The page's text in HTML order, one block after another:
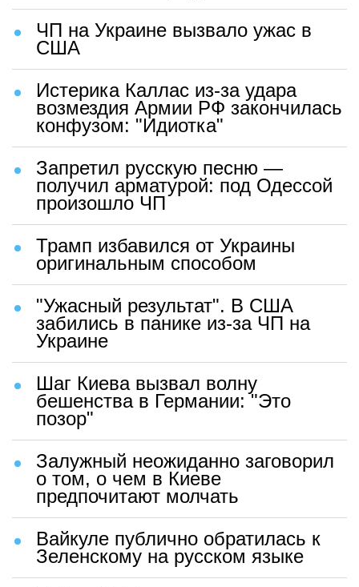
ЧП на Украине вызвало ужас в
США
Истерика Каллас из-за удара
возмездия Армии РФ закончилась
конфузом: "Идиотка"
Запретил русскую песню —
получил арматурой: под Одессой
произошло ЧП
Трамп избавился от Украины
оригинальным способом
"Ужасный результат". В США
забились в панике из-за ЧП на
Украине
Шаг Киева вызвал волну
бешенства в Германии: "Это
позор"
Залужный неожиданно заговорил
о том, о чем в Киеве
предпочитают молчать
Вайкуле публично обратилась к
Зеленскому на русском языке